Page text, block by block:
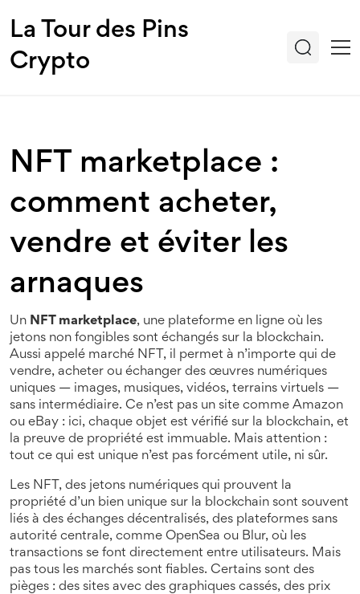
La Tour des Pins
Crypto
NFT marketplace :
comment acheter,
vendre et éviter les
arnaques
Un NFT marketplace, une plateforme en ligne où les
jetons non fongibles sont échangés sur la blockchain.
Aussi appelé marché NFT , il permet à n’importe qui de
vendre, acheter ou échanger des œuvres numériques
uniques — images, musiques, vidéos, terrains virtuels —
sans intermédiaire. Ce n’est pas un site comme Amazon
ou eBay : ici, chaque objet est vérifié sur la blockchain, et
la preuve de propriété est immuable. Mais attention :
tout ce qui est unique n’est pas forcément utile, ni sûr.
Les NFT , des jetons numériques qui prouvent la
propriété d’un bien unique sur la blockchain sont souvent
liés à des échanges décentralisés, des plateformes sans
autorité centrale, comme OpenSea ou Blur, où les
transactions se font directement entre utilisateurs. Mais
pas tous les marchés sont fiables. Certains sont des
pièges : des sites avec des graphiques cassés, des prix